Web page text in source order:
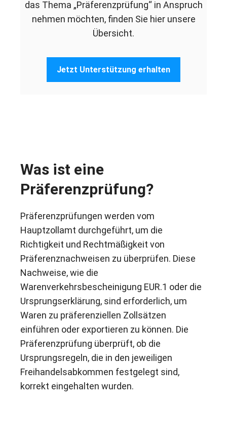
das Thema „Präferenzprüfung“ in Anspruch
nehmen möchten, finden Sie hier unsere
Übersicht.
Jetzt Unterstützung erhalten
Was ist eine
Präferenzprüfung?
Präferenzprüfungen werden vom
Hauptzollamt durchgeführt, um die
Richtigkeit und Rechtmäßigkeit von
Präferenznachweisen zu überprüfen. Diese
Nachweise, wie die
Warenverkehrsbescheinigung EUR.1 oder die
Ursprungserklärung, sind erforderlich, um
Waren zu präferenziellen Zollsätzen
einführen oder exportieren zu können. Die
Präferenzprüfung überprüft, ob die
Ursprungsregeln, die in den jeweiligen
Freihandelsabkommen festgelegt sind,
korrekt eingehalten wurden.